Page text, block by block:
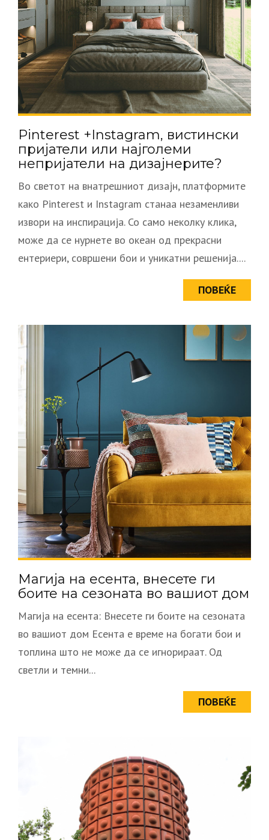
Pinterest +Instagram, вистински
пријатели или најголеми
непријатели на дизајнерите?
Во светот на внатрешниот дизајн, платформите
како Pinterest и Instagram станаа незаменливи
извори на инспирација. Со само неколку клика,
може да се нурнете во океан од прекрасни
ентериери, совршени бои и уникатни решенија....
ПОВЕЌЕ
Магија на есента, внесете ги
боите на сезоната во вашиот дом
Магија на есента: Внесете ги боите на сезоната
во вашиот дом Есента е време на богати бои и
топлина што не може да се игнорираат. Од
светли и темни...
ПОВЕЌЕ